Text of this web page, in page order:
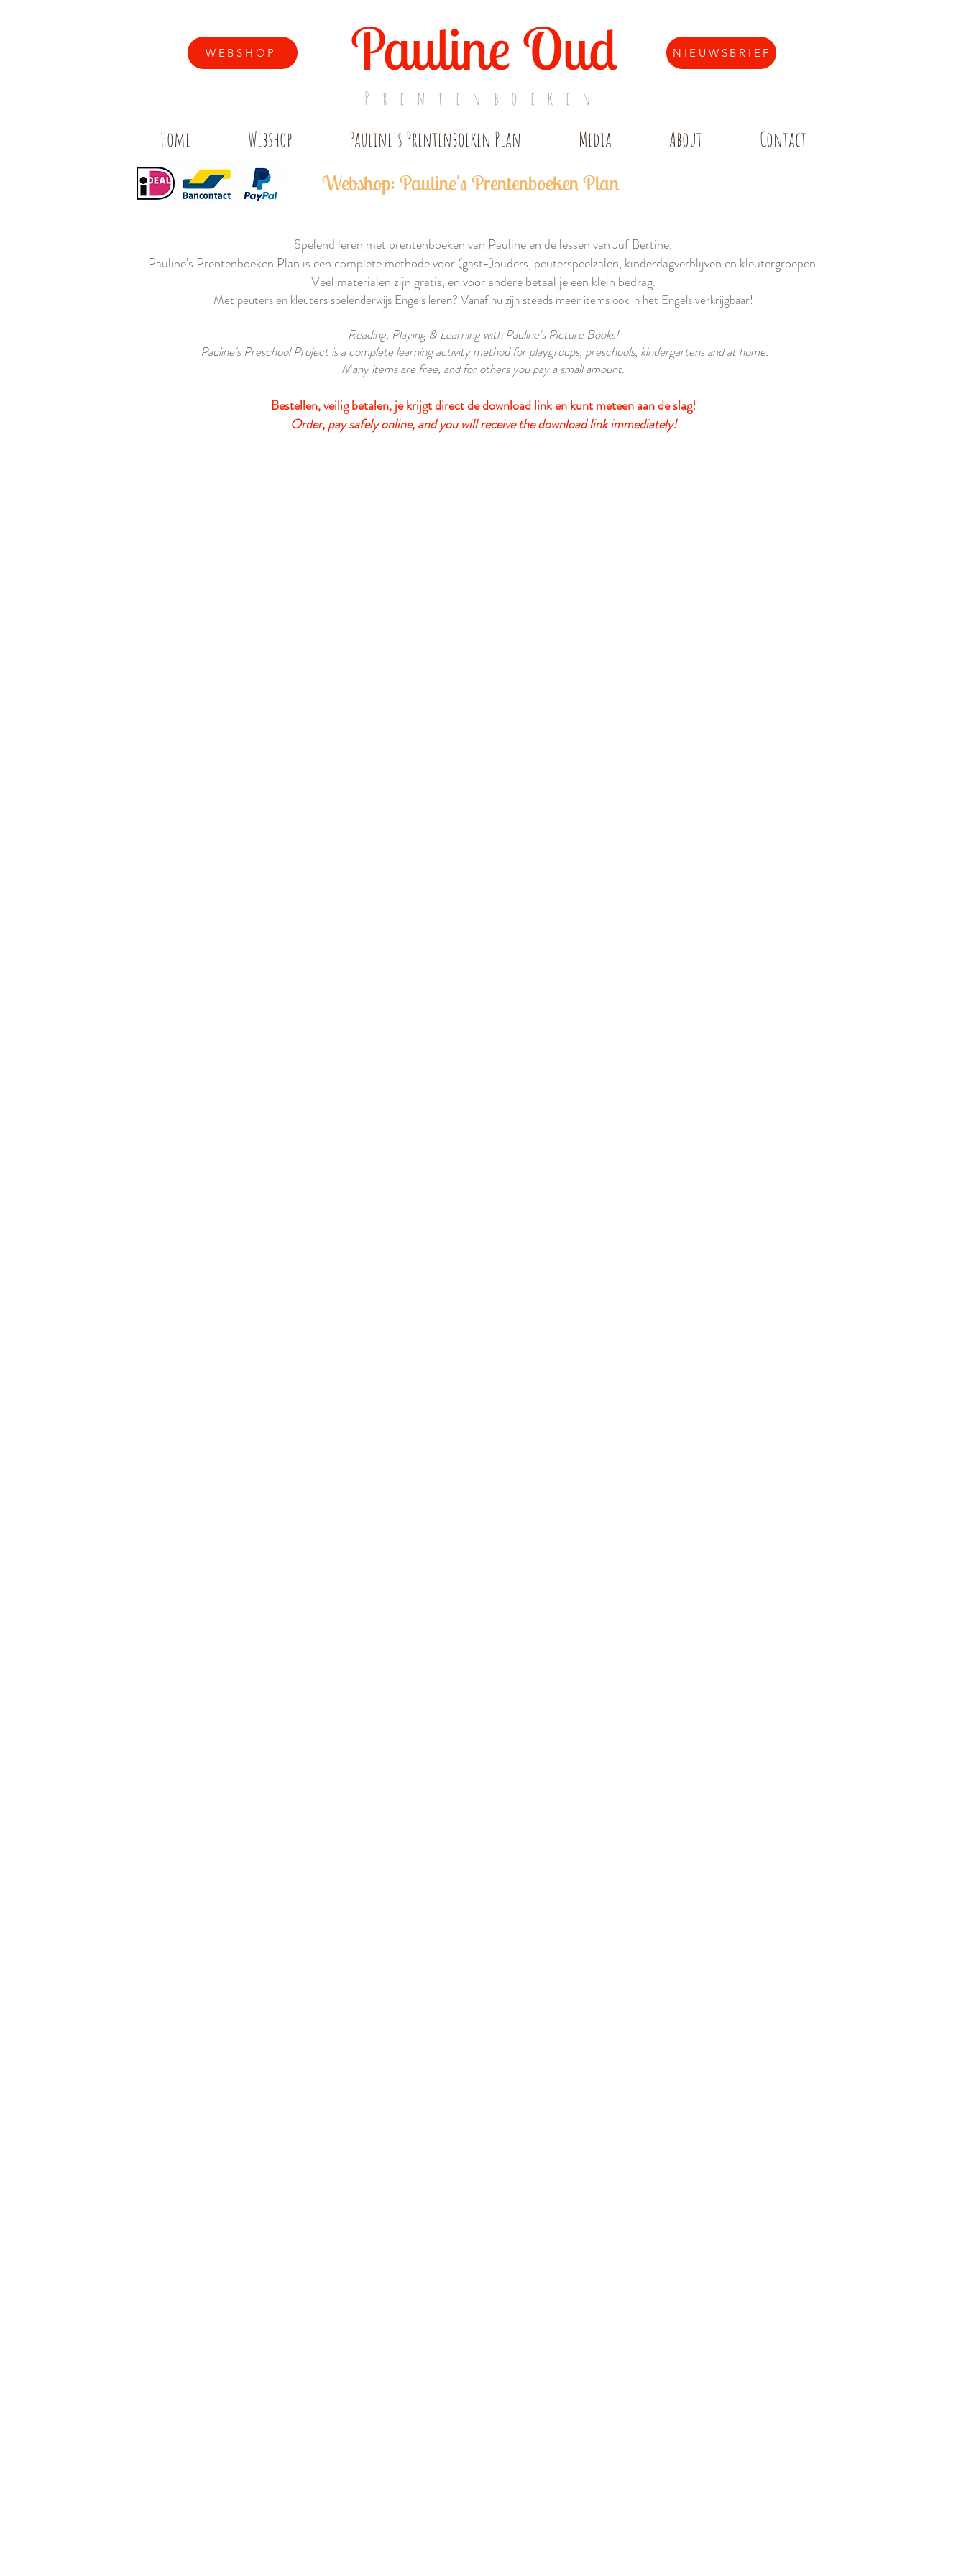
Pauline Oud NIEUWSBRIEF
WEBSHOP
Prentenboeken
Home Webshop Pauline's Prentenboeken Plan Media About
Contact
Webshop: Pauline's Prentenboeken Plan
Spelend leren met prentenboeken van Pauline en de lessen van Juf Bertine.
Pauline's Prentenboeken Plan is een complete methode voor (gast-)ouders, peuterspeelzalen, kinderdagverblijven en kleutergroepen.
Veel materialen zijn gratis, en voor andere betaal je een klein bedrag.
Met peuters en kleuters spelenderwijs Engels leren? Vanaf nu zijn steeds meer items ook in het Engels verkrijgbaar!
Reading, Playing & Learning with Pauline's Picture Books!
Pauline's Preschool Project is a complete learning activity method for playgroups, preschools, kindergartens and at home.
Many items are free, and for others you pay a small amount.
Bestellen, veilig betalen, je krijgt direct de download link en kunt meteen aan de slag!
Order, pay safely online, and you will receive the download link immediately!